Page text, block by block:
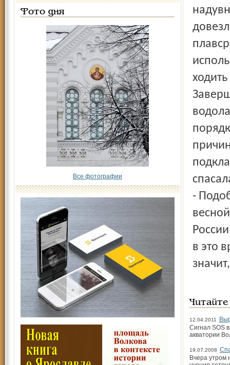
Фото дня
Все фотографии
-
в это
12.04.2011
Сигнал SOS
акватории
19.07.2008
Вчера утром